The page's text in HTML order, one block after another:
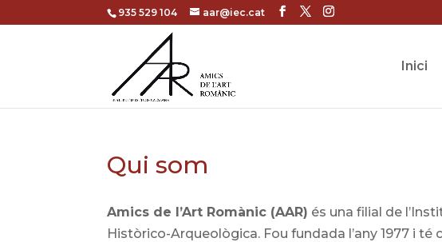
935 529 104 aar@iec.cat
Inici
Qui som
Amics de l’Art Romànic (AAR) és una filial de
Històrico-Arqueològica. Fou fundada l’any 1977 i